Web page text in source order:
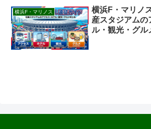
横浜F・マリノス
横浜F・マリノ
産スタジアムの
ル・観光・グル